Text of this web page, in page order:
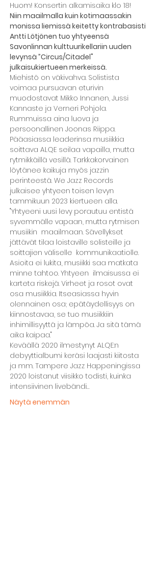
Huom! Konsertin alkamisaika klo 18!
Niin maailmalla kuin kotimaassakin
monissa liemissä keitetty kontrabasisti
Antti Lötjönen tuo yhtyeensä
Savonlinnan kulttuurikellariin uuden
levynsä ”Circus/Citadel"
julkaisukiertueen merkeissä.
Miehistö on väkivahva. Solistista
voimaa pursuavan eturivin
muodostavat Mikko Innanen, Jussi
Kannaste ja Verneri Pohjola.
Rummuissa aina luova ja
persoonallinen Joonas Riippa.
Pääasiassa leaderinsa musiikkia
soittava ALQE seilaa vapailla, mutta
rytmikkäillä vesillä. Tarkkakorvainen
löytänee kaikuja myös jazzin
perinteestä. We Jazz Records
julkaisee yhtyeen toisen levyn
tammikuun 2023 kiertueen alla.
"Yhtyeeni uusi levy porautuu entistä
syvemmälle vapaan, mutta rytmisen
musiikin  maailmaan. Sävellykset
jättävät tilaa loistaville solisteille ja
soittajien väliselle  kommunikaatiolle.
Asioita ei lukita, musiikki saa matkata
minne tahtoo. Yhtyeen  ilmaisussa ei
karteta riskejä. Virheet ja rosot ovat
osa musiikkia. Itseasiassa hyvin
olennainen osa; epätäydellisyys on
kiinnostavaa, se tuo musiikkiin
inhimillisyyttä ja lämpöa. Ja sitä tämä
aika kaipaa."
Keväällä 2020 ilmestynyt ALQE:n
debyyttialbumi keräsi laajasti kiitosta
ja mm. Tampere Jazz Happeningissa
2020 loistanut viisikko todisti, kuinka
intensiivinen livebändi…
Näytä enemmän